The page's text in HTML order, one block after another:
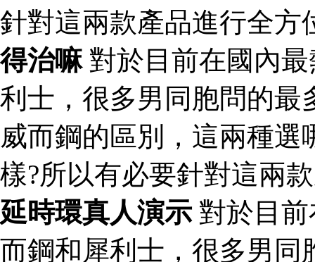
針對這兩款產品進行全
得治嘛對於目前在國內
利士，很多男同胞問的最
威而鋼的區別，這兩種
樣?所以有必要針對這兩
延時環真人演示對於目前
而鋼和犀利士，很多男同